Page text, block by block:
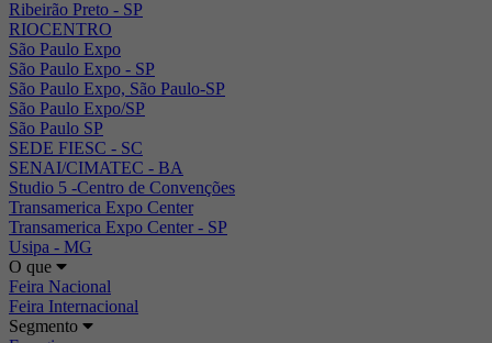
Ribeirão Preto - SP
RIOCENTRO
São Paulo Expo
São Paulo Expo - SP
São Paulo Expo, São Paulo-SP
São Paulo Expo/SP
São Paulo SP
SEDE FIESC - SC
SENAI/CIMATEC - BA
Studio 5 -Centro de Convenções
Transamerica Expo Center
Transamerica Expo Center - SP
Usipa - MG
O que
Feira Nacional
Feira Internacional
Segmento